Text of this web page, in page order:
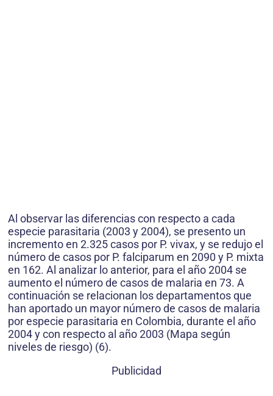
Al observar las diferencias con respecto a cada
especie parasitaria (2003 y 2004), se presento un
incremento en 2.325 casos por P. vivax, y se redujo el
número de casos por P. falciparum en 2090 y P. mixta
en 162. Al analizar lo anterior, para el año 2004 se
aumento el número de casos de malaria en 73. A
continuación se relacionan los departamentos que
han aportado un mayor número de casos de malaria
por especie parasitaria en Colombia, durante el año
2004 y con respecto al año 2003 (Mapa según
niveles de riesgo) (6).
Publicidad